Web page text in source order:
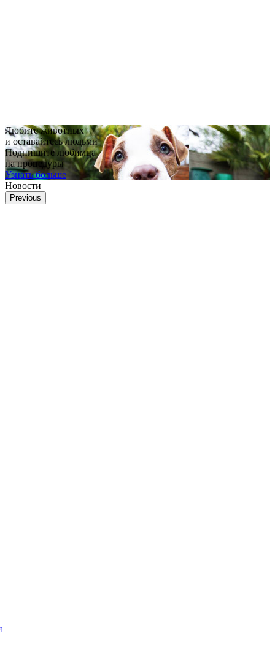
Любите животных
и оставайтесь людьми
Подпишите любимца
на процедуры
Узнать больше
Новости
Previous